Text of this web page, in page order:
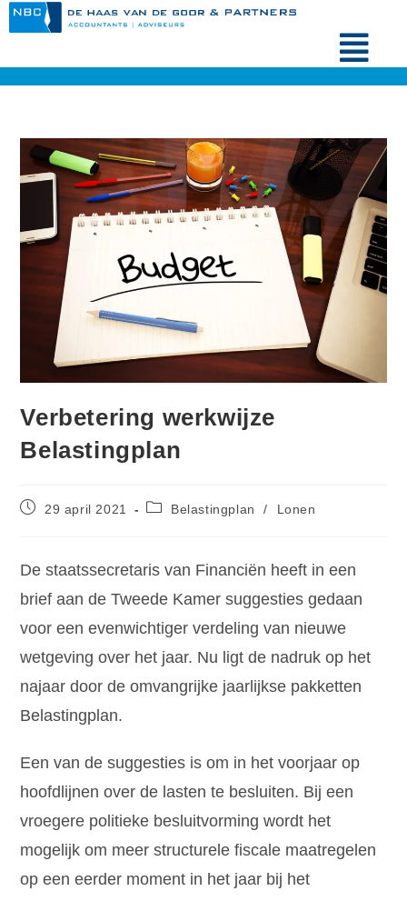
Verbetering werkwijze
Belastingplan
29 april 2021 Belastingplan / Lonen
De staatssecretaris van Financiën heeft in een
brief aan de Tweede Kamer suggesties gedaan
voor een evenwichtiger verdeling van nieuwe
wetgeving over het jaar. Nu ligt de nadruk op het
najaar door de omvangrijke jaarlijkse pakketten
Belastingplan.
Een van de suggesties is om in het voorjaar op
hoofdlijnen over de lasten te besluiten. Bij een
vroegere politieke besluitvorming wordt het
mogelijk om meer structurele fiscale maatregelen
op een eerder moment in het jaar bij het